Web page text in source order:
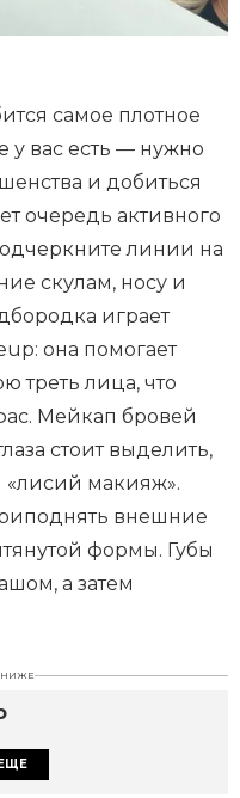
самое плотное
у вас есть — нужно
и добиться
очередь активного
линии на
скулам, носу и
играет
она помогает
треть лица, что
Мейкап бровей
стоит выделить,
макияж».
внешние
формы. Губы
а затем